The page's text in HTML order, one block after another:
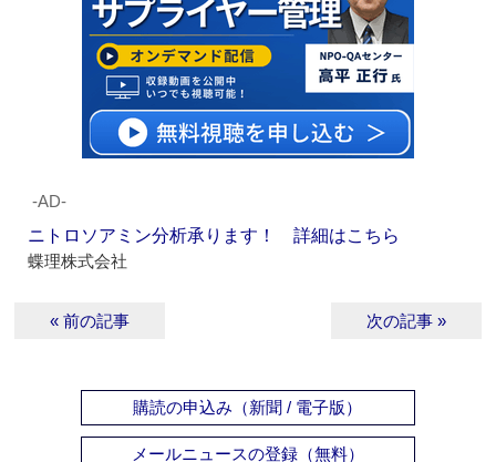
‐AD‐
ニトロソアミン分析承ります！ 詳細はこちら
蝶理株式会社
« 前の記事 次の記事 »
購読の申込み（新聞 / 電子版）
メールニュースの登録（無料）